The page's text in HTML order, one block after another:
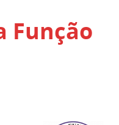
Função